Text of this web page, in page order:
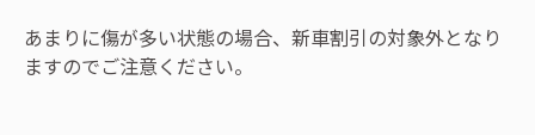
あまりに傷が多い状態の場合、新車割引の対象外となり
ますのでご注意ください。